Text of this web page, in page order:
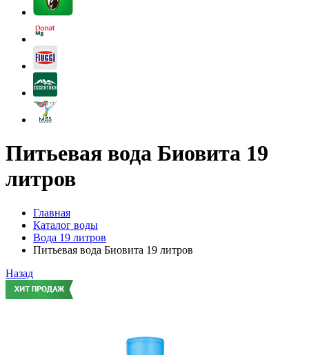
Питьевая вода Биовита 19
литров
Главная
Каталог воды
Вода 19 литров
Питьевая вода Биовита 19 литров
Назад